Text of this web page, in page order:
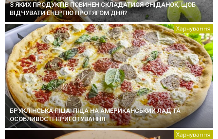
З ЯКИХ ПРОДУКТІВ ПОВИНЕН СКЛАДАТИСЯ СНІДАНОК, ЩОБ
ВІДЧУВАТИ ЕНЕРГІЮ ПРОТЯГОМ ДНЯ?
Харчування
БРУКЛІНСЬКА ПІЦА: ПІЦА НА АМЕРИКАНСЬКИЙ ЛАД ТА
ОСОБЛИВОСТІ ПРИГОТУВАННЯ
Харчування